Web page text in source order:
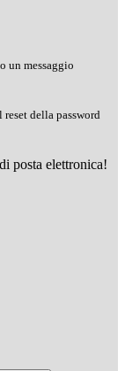
un messaggio
della password
posta elettronica!